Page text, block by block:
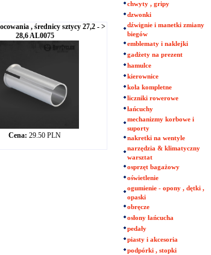
, średnicy sztycy 27,2 - >
28,6 AL0075
Cena: 29.50 PLN
chwyty , gripy
dzwonki
dźwignie i manetki zmiany
biegów
emblematy i naklejki
gadżety na prezent
hamulce
kierownice
koła kompletne
liczniki rowerowe
łańcuchy
mechanizmy korbowe i
suporty
nakretki na wentyle
narzędzia & klimatyczny
warsztat
osprzęt bagażowy
oświetlenie
ogumienie - opony , dętki ,
opaski
obręcze
osłony łańcucha
pedały
piasty i akcesoria
podpórki , stopki